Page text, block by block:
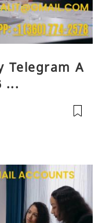
Telegram A
...